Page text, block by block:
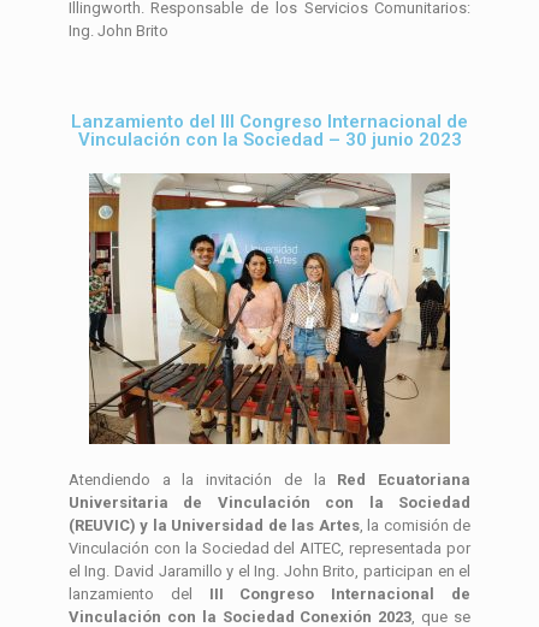
Illingworth. Responsable de los Servicios Comunitarios:
Ing. John Brito
Lanzamiento del III Congreso Internacional de
Vinculación con la Sociedad – 30 junio 2023
Atendiendo a la invitación de la Red Ecuatoriana
Universitaria de Vinculación con la Sociedad
(REUVIC) y la Universidad de las Artes, la comisión de
Vinculación con la Sociedad del AITEC, representada por
el Ing. David Jaramillo y el Ing. John Brito, participan en el
lanzamiento del III Congreso Internacional de
Vinculación con la Sociedad Conexión 2023, que se